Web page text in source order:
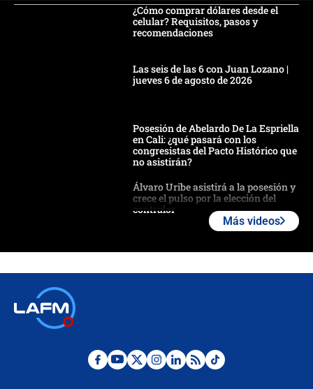
¿Cómo comprar dólares desde el
celular? Requisitos, pasos y
recomendaciones
Las seis de las 6 con Juan Lozano |
jueves 6 de agosto de 2026
Posesión de Abelardo De La Espriella
en Cali: ¿qué pasará con los
congresistas del Pacto Histórico que
no asistirán?
Álvaro Uribe asistirá a la posesión y
crece el pulso por la elección del
contralor
Estratega de Abelardo de la Espriella
Más videos